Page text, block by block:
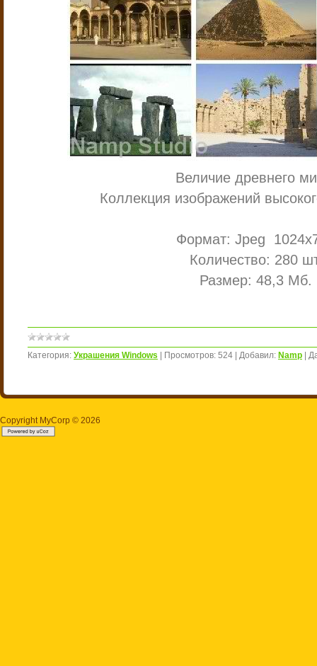
Величие древнего
Коллекция изображений
Формат: Jpeg
Количество: 280
Размер: 48,3 Мб.
Категория: Украшения Windows Просмотров: 524 Добавил: Namp
Copyright MyCorp © 2026